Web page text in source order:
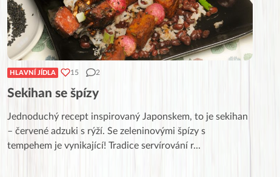
HLAVNÍ JÍDLA 15 2
Sekihan se špízy
Jednoduchý recept inspirovaný Japonskem, to je sekihan
– červené adzuki s rýží. Se zeleninovými špízy s
tempehem je vynikající! Tradice servírování r...